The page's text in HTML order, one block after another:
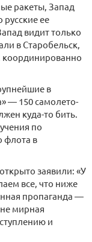
ракеты, Запад
ее
видит только
в Старобельск,
координированно
в
— 150 самолето-
куда-то бить.
по
флота в
заявили: «У
все, что ниже
пропаганда —
мирная
и